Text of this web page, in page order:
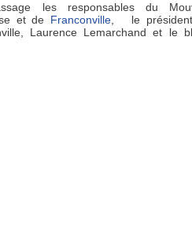
les responsables du
et de Franconville, le président
Laurence Lemarchand et le